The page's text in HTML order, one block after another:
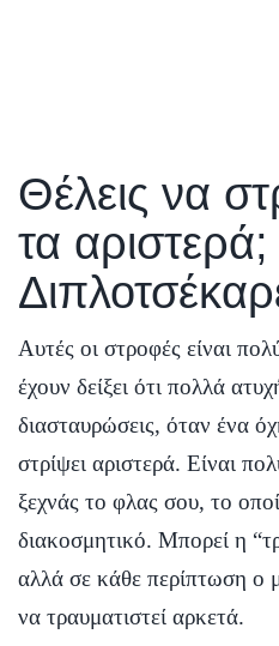
Θέλεις να
τα αριστερά;
Αυτές οι στροφές είναι
έχουν δείξει ότι πολλά
διασταυρώσεις, όταν ένα
στρίψει αριστερά. Είναι
ξεχνάς το φλας σου, το
διακοσμητικό. Μπορεί η
αλλά σε κάθε περίπτωση ο
να τραυματιστεί αρκετά.